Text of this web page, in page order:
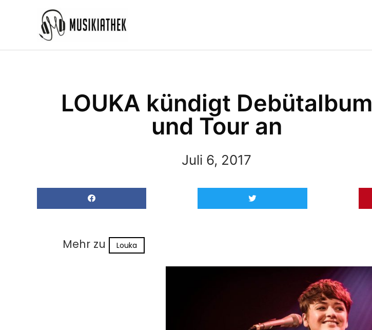
LOUKA kündigt Debütalbum
und Tour an
Juli 6, 2017
Mehr zu Louka